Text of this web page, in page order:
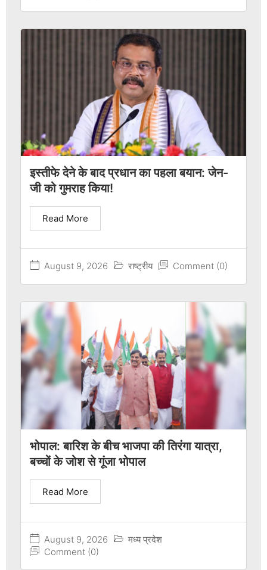
इस्तीफे देने के बाद प्रधान का पहला बयान: जेन-
जी को गुमराह किया!
August 9, 2026 राष्ट्रीय Comment (0)
Read More
भोपाल: बारिश के बीच भाजपा की तिरंगा यात्रा,
बच्चों के जोश से गूंजा भोपाल
August 9, 2026
मध्य प्रदेश
Comment (0)
Read More